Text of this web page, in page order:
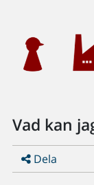
Vad kan
Dela